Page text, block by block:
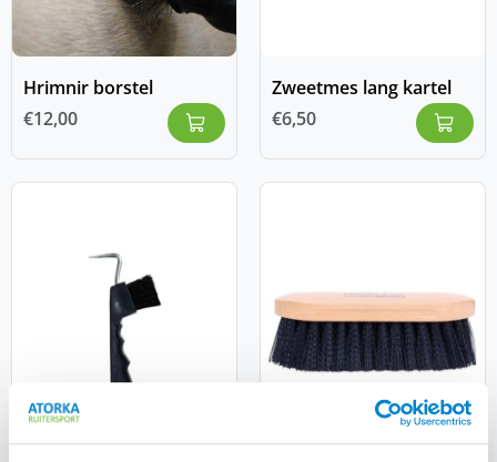
Hrimnir borstel
€12,00
Zweetmes lang kartel
€6,50